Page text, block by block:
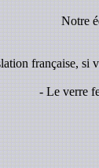
Notre
française, si
- Le verre